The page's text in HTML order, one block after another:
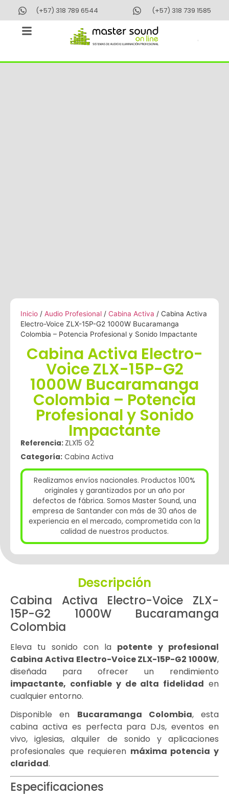
contenido
(+57) 318 789 6544 (+57) 318 739 1585
Inicio / Audio Profesional / Cabina Activa / Cabina Activa
Electro-Voice ZLX-15P-G2 1000W Bucaramanga
Colombia – Potencia Profesional y Sonido Impactante
Cabina Activa Electro-
Voice ZLX-15P-G2
1000W Bucaramanga
Colombia – Potencia
Profesional y Sonido
Impactante
Referencia: ZLX15 G2
Categoría: Cabina Activa
Realizamos envíos nacionales. Productos 100%
originales y garantizados por un año por
defectos de fábrica. Somos Master Sound, una
empresa de Santander con más de 30 años de
experiencia en el mercado, comprometida con la
calidad de nuestros productos.
Descripción
Cabina Activa Electro-Voice ZLX-
15P-G2 1000W Bucaramanga
Colombia
Eleva tu sonido con la potente y profesional
Cabina Activa Electro-Voice ZLX-15P-G2 1000W,
diseñada para ofrecer un rendimiento
impactante, confiable y de alta fidelidad en
cualquier entorno.
Disponible en Bucaramanga Colombia, esta
cabina activa es perfecta para DJs, eventos en
vivo, iglesias, alquiler de sonido y aplicaciones
profesionales que requieren máxima potencia y
claridad.
Especificaciones